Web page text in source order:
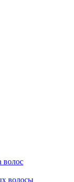
волос
волосы